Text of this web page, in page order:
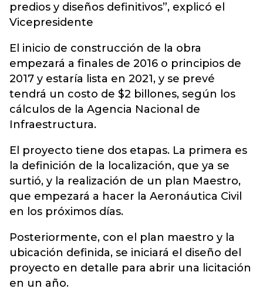
predios y diseños definitivos”, explicó el
Vicepresidente
El inicio de construcción de la obra
empezará a finales de 2016 o principios de
2017 y estaría lista en 2021, y se prevé
tendrá un costo de $2 billones, según los
cálculos de la Agencia Nacional de
Infraestructura.
El proyecto tiene dos etapas. La primera es
la definición de la localización, que ya se
surtió, y la realización de un plan Maestro,
que empezará a hacer la Aeronáutica Civil
en los próximos días.
Posteriormente, con el plan maestro y la
ubicación definida, se iniciará el diseño del
proyecto en detalle para abrir una licitación
en un año.